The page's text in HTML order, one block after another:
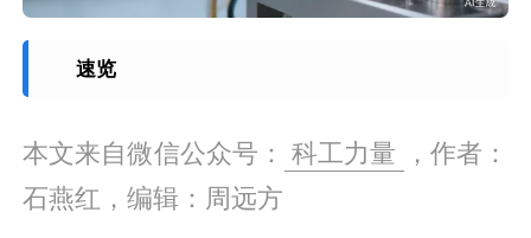
速览
本文来自微信公众号： 科工力量
，作者：
石燕红，编辑：周远方